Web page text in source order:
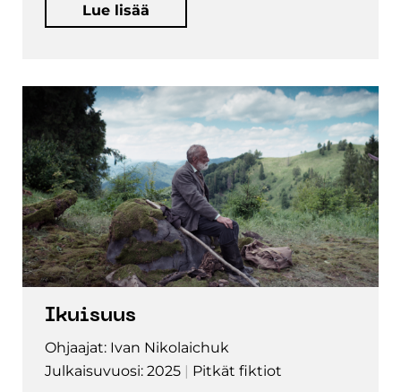
Lue lisää
Ikuisuus
Ohjaajat: Ivan Nikolaichuk
Julkaisuvuosi: 2025
Pitkät fiktiot